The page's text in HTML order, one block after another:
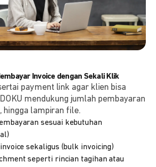
Invoice dengan Sekali Klik
payment link agar klien bisa
mendukung jumlah pembayaran
hingga lampiran file.
sesuai kebutuhan
sekaligus (bulk invoicing)
seperti rincian tagihan atau